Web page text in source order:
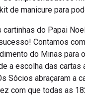
de manicure para
cartinhas do Papai
Contamos
do Minas para
a escolha das cartas
Sócios abraçaram a
com que todas as